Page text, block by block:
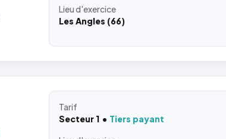
Lieud'exercice
Les Angles (66)
Tarif
Secteur 1
Tiers payant